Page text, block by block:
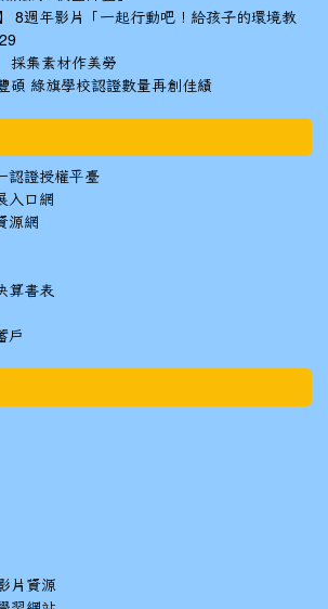
8週年影片「一起行動吧！給孩子的環境教
集素材作美勞
碩 綠旗學校認證數量再創佳績
認證授權平臺
入口網
源網
算書表
戶
片資源